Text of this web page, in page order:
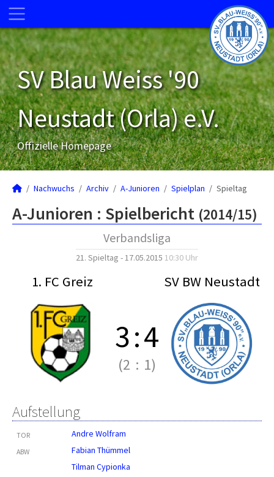
SV Blau Weiss '90
Neustadt (Orla) e.V.
Offizielle Homepage
Nachwuchs Archiv A-Junioren Spielplan Spieltag
A-Junioren : Spielbericht (2014/15)
Verbandsliga
21. Spieltag - 17.05.2015 10:30 Uhr
1. FC Greiz SV BW Neustadt
3:4
(2 : 1)
Aufstellung
TOR Andre Wolfram
ABW
Fabian Thümmel
Tilman Cypionka